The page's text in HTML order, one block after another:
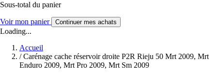
Sous-total du panier
Voir mon panier Continuer mes achats
Loading...
Accueil
/ Carénage cache réservoir droite P2R Rieju 50 Mrt 2009, Mrt
Enduro 2009, Mrt Pro 2009, Mrt Sm 2009